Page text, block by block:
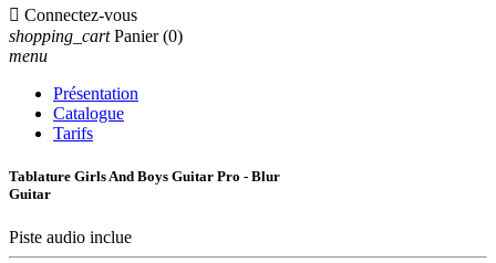
 Connectez-vous
shopping_cart Panier (0)
menu
Présentation
Catalogue
Tarifs
Tablature Girls And Boys Guitar Pro - Blur
Guitar
Piste audio inclue